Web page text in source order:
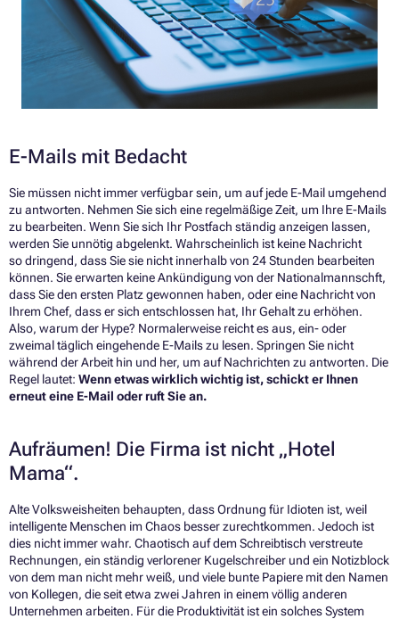
E-Mails mit Bedacht
Sie müssen nicht immer verfügbar sein, um auf jede E-Mail umgehend
zu antworten. Nehmen Sie sich eine regelmäßige Zeit, um Ihre E-Mails
zu bearbeiten. Wenn Sie sich Ihr Postfach ständig anzeigen lassen,
werden Sie unnötig abgelenkt. Wahrscheinlich ist keine Nachricht
so dringend, dass Sie sie nicht innerhalb von 24 Stunden bearbeiten
können. Sie erwarten keine Ankündigung von der Nationalmannschft,
dass Sie den ersten Platz gewonnen haben, oder eine Nachricht von
Ihrem Chef, dass er sich entschlossen hat, Ihr Gehalt zu erhöhen.
Also, warum der Hype? Normalerweise reicht es aus, ein- oder
zweimal täglich eingehende E-Mails zu lesen. Springen Sie nicht
während der Arbeit hin und her, um auf Nachrichten zu antworten. Die
Regel lautet: Wenn etwas wirklich wichtig ist, schickt er Ihnen
erneut eine E-Mail oder ruft Sie an.
Aufräumen! Die Firma ist nicht „Hotel
Mama“.
Alte Volksweisheiten behaupten, dass Ordnung für Idioten ist, weil
intelligente Menschen im Chaos besser zurechtkommen. Jedoch ist
dies nicht immer wahr. Chaotisch auf dem Schreibtisch verstreute
Rechnungen, ein ständig verlorener Kugelschreiber und ein Notizblock
von dem man nicht mehr weiß, und viele bunte Papiere mit den Namen
von Kollegen, die seit etwa zwei Jahren in einem völlig anderen
Unternehmen arbeiten. Für die Produktivität ist ein solches System